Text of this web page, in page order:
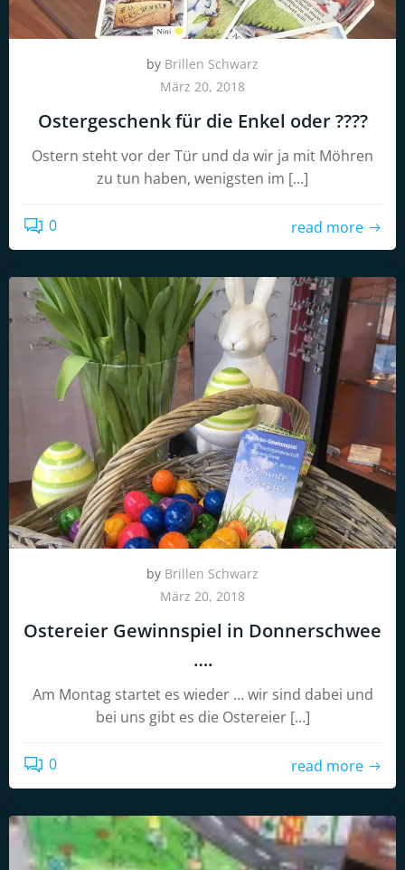
by Brillen Schwarz
März 20, 2018
Ostergeschenk für die Enkel oder ????
Ostern steht vor der Tür und da wir ja mit Möhren
zu tun haben, wenigsten im […]
0 read more
by Brillen Schwarz
März 20, 2018
Ostereier Gewinnspiel in Donnerschwee
….
Am Montag startet es wieder … wir sind dabei und
bei uns gibt es die Ostereier […]
0 read more